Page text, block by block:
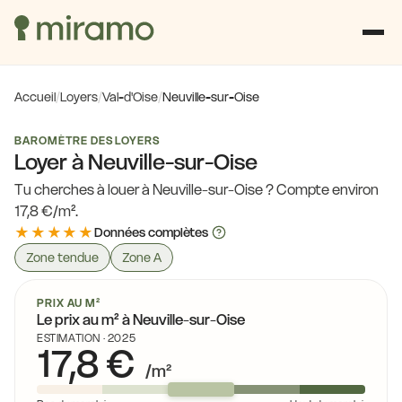
Accueil/Loyers/Val-d'Oise/Neuville-sur-Oise
BAROMÈTRE DES LOYERS
Loyer à Neuville-sur-Oise
Tu cherches à louer à Neuville-sur-Oise ? Compte environ
17,8 €/m².
★★★★★Données complètes
Zone tendue
Zone A
PRIX AU M²
Le prix au m² à Neuville-sur-Oise
ESTIMATION · 2025
17,8 € /m²
16,4 €
15,0 €